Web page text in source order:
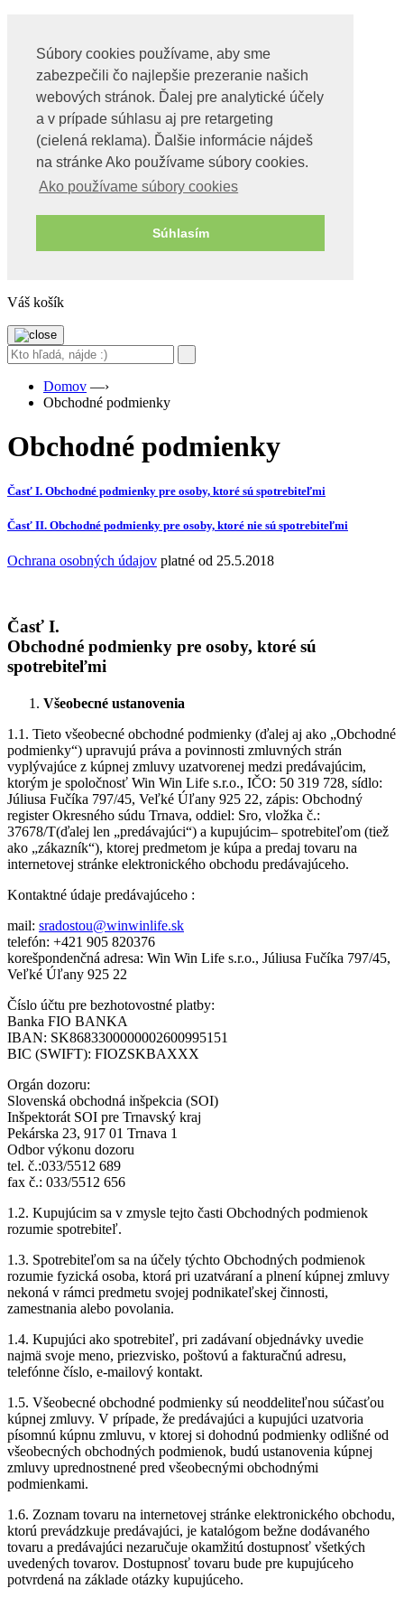
Súbory cookies používame, aby sme
zabezpečili čo najlepšie prezeranie našich
webových stránok. Ďalej pre analytické účely
a v prípade súhlasu aj pre retargeting
(cielená reklama). Ďalšie informácie nájdeš
na stránke Ako používame súbory cookies.
Ako používame súbory cookies
Súhlasím
Obchod
Videa o tachyonoch
O nás
Kontakt
Môj účet
Pokladňa
Obchod
Váš košík
Domov —›
Obchodné podmienky
Obchodné podmienky
Časť I. Obchodné podmienky pre osoby, ktoré sú spotrebiteľmi
Časť II. Obchodné podmienky pre osoby, ktoré nie sú spotrebiteľmi
Ochrana osobných údajov platné od 25.5.2018
Časť I.
Obchodné podmienky pre osoby, ktoré sú
spotrebiteľmi
Všeobecné ustanovenia
1.1. Tieto všeobecné obchodné podmienky (ďalej aj ako „Obchodné
podmienky“) upravujú práva a povinnosti zmluvných strán
vyplývajúce z kúpnej zmluvy uzatvorenej medzi predávajúcim,
ktorým je spoločnosť Win Win Life s.r.o., IČO: 50 319 728, sídlo:
Júliusa Fučíka 797/45, Veľké Úľany 925 22, zápis: Obchodný
register Okresného súdu Trnava, oddiel: Sro, vložka č.:
37678/T(ďalej len „predávajúci“) a kupujúcim– spotrebiteľom (tiež
ako „zákazník“), ktorej predmetom je kúpa a predaj tovaru na
internetovej stránke elektronického obchodu predávajúceho.
Kontaktné údaje predávajúceho :
mail: sradostou@winwinlife.sk
telefón: +421 905 820376
korešpondenčná adresa: Win Win Life s.r.o., Júliusa Fučíka 797/45,
Veľké Úľany 925 22
Číslo účtu pre bezhotovostné platby:
Banka FIO BANKA
IBAN: SK8683300000002600995151
BIC (SWIFT): FIOZSKBAXXX
Orgán dozoru:
Slovenská obchodná inšpekcia (SOI)
Inšpektorát SOI pre Trnavský kraj
Pekárska 23, 917 01 Trnava 1
Odbor výkonu dozoru
tel. č.:033/5512 689
fax č.: 033/5512 656
1.2. Kupujúcim sa v zmysle tejto časti Obchodných podmienok
rozumie spotrebiteľ.
1.3. Spotrebiteľom sa na účely týchto Obchodných podmienok
rozumie fyzická osoba, ktorá pri uzatváraní a plnení kúpnej zmluvy
nekoná v rámci predmetu svojej podnikateľskej činnosti,
zamestnania alebo povolania.
1.4. Kupujúci ako spotrebiteľ, pri zadávaní objednávky uvedie
najmä svoje meno, priezvisko, poštovú a fakturačnú adresu,
telefónne číslo, e-mailový kontakt.
1.5. Všeobecné obchodné podmienky sú neoddeliteľnou súčasťou
kúpnej zmluvy. V prípade, že predávajúci a kupujúci uzatvoria
písomnú kúpnu zmluvu, v ktorej si dohodnú podmienky odlišné od
všeobecných obchodných podmienok, budú ustanovenia kúpnej
zmluvy uprednostnené pred všeobecnými obchodnými
podmienkami.
1.6. Zoznam tovaru na internetovej stránke elektronického obchodu,
ktorú prevádzkuje predávajúci, je katalógom bežne dodávaného
tovaru a predávajúci nezaručuje okamžitú dostupnosť všetkých
uvedených tovarov. Dostupnosť tovaru bude pre kupujúceho
potvrdená na základe otázky kupujúceho.